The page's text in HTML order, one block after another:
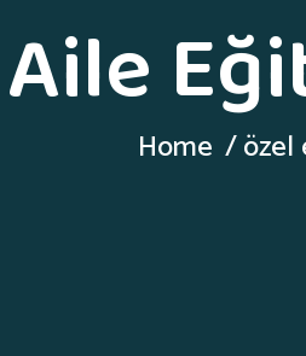
Aile
Home özel